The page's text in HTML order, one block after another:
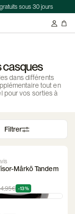
sous 30 jours
- 90 cm
casques
dans différents
tout en
pour vos sorties à
Filtrer
Mârkö Tandem
-13%